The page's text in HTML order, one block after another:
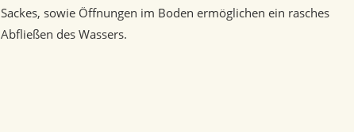
Sackes, sowie Öffnungen im Boden ermöglichen ein rasches
Abfließen des Wassers.